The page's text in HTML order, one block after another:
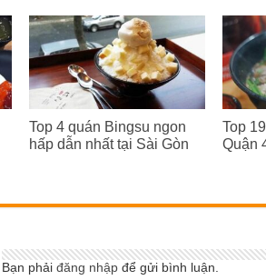
Top 4 quán Bingsu ngon
hấp dẫn nhất tại Sài Gòn
Top
Quận
Bạn phải đăng nhập để gửi bình luận.